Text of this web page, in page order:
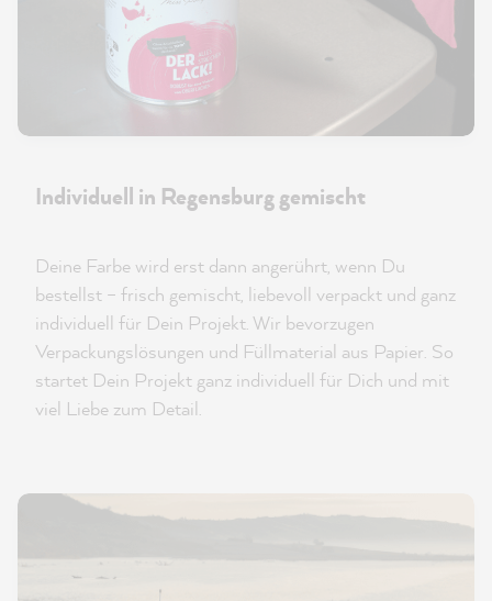
Individuell in Regensburg gemischt
Deine Farbe wird erst dann angerührt, wenn Du
bestellst – frisch gemischt, liebevoll verpackt und ganz
individuell für Dein Projekt. Wir bevorzugen
Verpackungslösungen und Füllmaterial aus Papier. So
startet Dein Projekt ganz individuell für Dich und mit
viel Liebe zum Detail.